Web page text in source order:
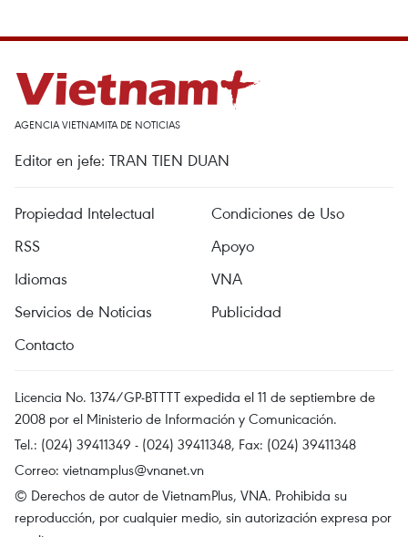
AGENCIA VIETNAMITA DE NOTICIAS
Editor en jefe: TRAN TIEN DUAN
Propiedad Intelectual
Condiciones de Uso
RSS
Apoyo
Idiomas
VNA
Servicios de Noticias
Publicidad
Contacto
Licencia No. 1374/GP-BTTTT expedida el 11 de septiembre de
2008 por el Ministerio de Información y Comunicación.
Tel.: (024) 39411349 - (024) 39411348, Fax: (024) 39411348
Correo: vietnamplus@vnanet.vn
© Derechos de autor de VietnamPlus, VNA. Prohibida su
reproducción, por cualquier medio, sin autorización expresa por